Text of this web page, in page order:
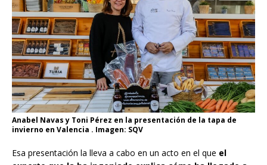
Anabel Navas y Toni Pérez en la presentación de la tapa de
invierno en Valencia . Imagen: SQV
Esa presentación la lleva a cabo en un acto en el que el